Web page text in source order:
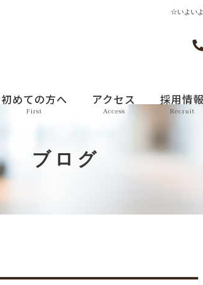
☆いよい
初めての方へ
First
アクセス
Access
採用情
Recruit
ブログ